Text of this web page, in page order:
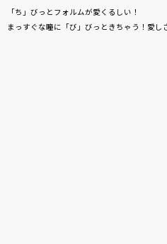
「ち」びっとフォルムが愛くるしい！
まっすぐな瞳に「び」びっときちゃう！愛し